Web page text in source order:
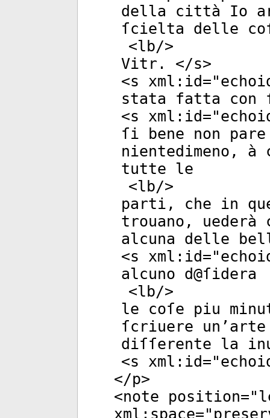
della città Io
ſcielta delle
<lb/>
Vitr. </s>
<s xml:id="
stata fatta con
<s xml:id="
ſi bene non
nientedimeno,
tutte le
<lb/>
parti, che in
trouano, uederà
alcuna delle
<s xml:id="
alcuno d@ſidera
<lb/>
le coſe piu
ſcriuere
diſſerente la
<s xml:id="
</p>
<note position="
xml:space="